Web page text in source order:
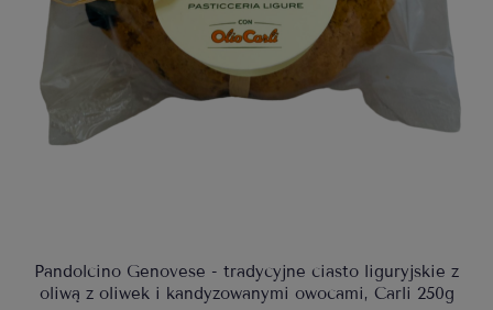
Pandolcino Genovese - tradycyjne ciasto liguryjskie z
oliwą z oliwek i kandyzowanymi owocami, Carli 250g